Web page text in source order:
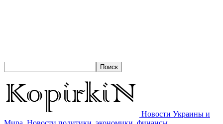
Новости Украины и